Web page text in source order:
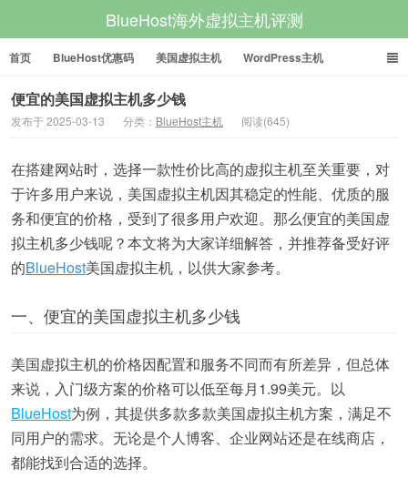
BlueHost海外虚拟主机评测
首页 BlueHost优惠码 美国虚拟主机 WordPress主机
美国VPS 美国服务器
便宜的美国虚拟主机多少钱
发布于 2025-03-13 分类： BlueHost主机 阅读(645)
在搭建网站时，选择一款性价比高的虚拟主机至关重要，对
于许多用户来说，美国虚拟主机因其稳定的性能、优质的服
务和便宜的价格，受到了很多用户欢迎。那么便宜的美国虚
拟主机多少钱呢？本文将为大家详细解答，并推荐备受好评
的BlueHost美国虚拟主机，以供大家参考。
一、便宜的美国虚拟主机多少钱
美国虚拟主机的价格因配置和服务不同而有所差异，但总体
来说，入门级方案的价格可以低至每月1.99美元。以
BlueHost为例，其提供多款多款美国虚拟主机方案，满足不
同用户的需求。无论是个人博客、企业网站还是在线商店，
都能找到合适的选择。